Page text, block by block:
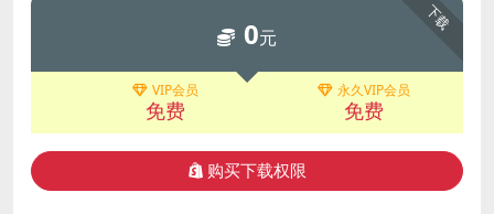
下载
0元
VIP会员
免费
永久VIP会员
免费
购买下载权限